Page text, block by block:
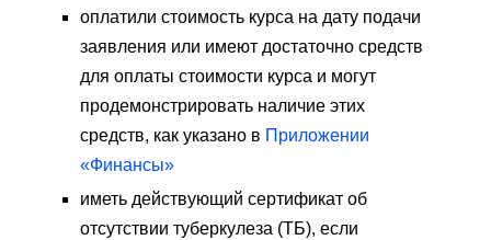
оплатили стоимость курса на дату подачи
заявления или имеют достаточно средств
для оплаты стоимости курса и могут
продемонстрировать наличие этих
средств, как указано в Приложении
«Финансы»
иметь действующий сертификат об
отсутствии туберкулеза (ТБ), если